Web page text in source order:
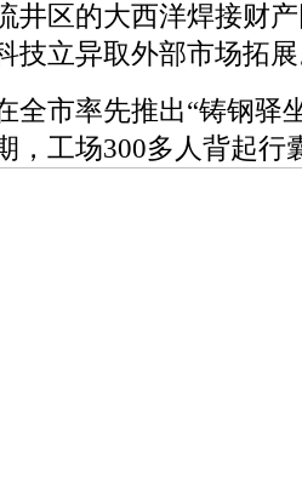
井区的大西洋焊接财
技立异取外部市场拓
市率先推出“铸钢驿
，工场300多人背起行